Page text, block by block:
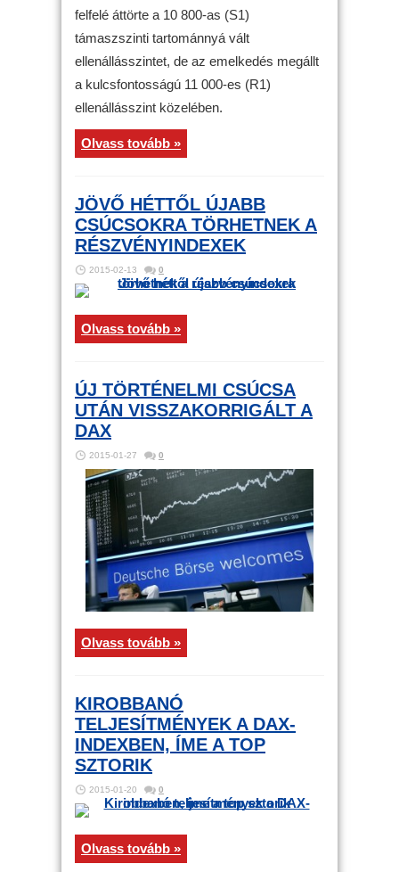
felfelé áttörte a 10 800-as (S1)
támaszszinti tartománnyá vált
ellenállásszintet, de az emelkedés megállt
a kulcsfontosságú 11 000-es (R1)
ellenállásszint közelében.
Olvass tovább »
JÖVŐ HÉTTŐL ÚJABB
CSÚCSOKRA TÖRHETNEK A
RÉSZVÉNYINDEXEK
2015-02-13 0
Olvass tovább »
ÚJ TÖRTÉNELMI CSÚCSA
UTÁN VISSZAKORRIGÁLT A
DAX
2015-01-27 0
Olvass tovább »
KIROBBANÓ
TELJESÍTMÉNYEK A DAX-
INDEXBEN, ÍME A TOP
SZTORIK
2015-01-20 0
Olvass tovább »